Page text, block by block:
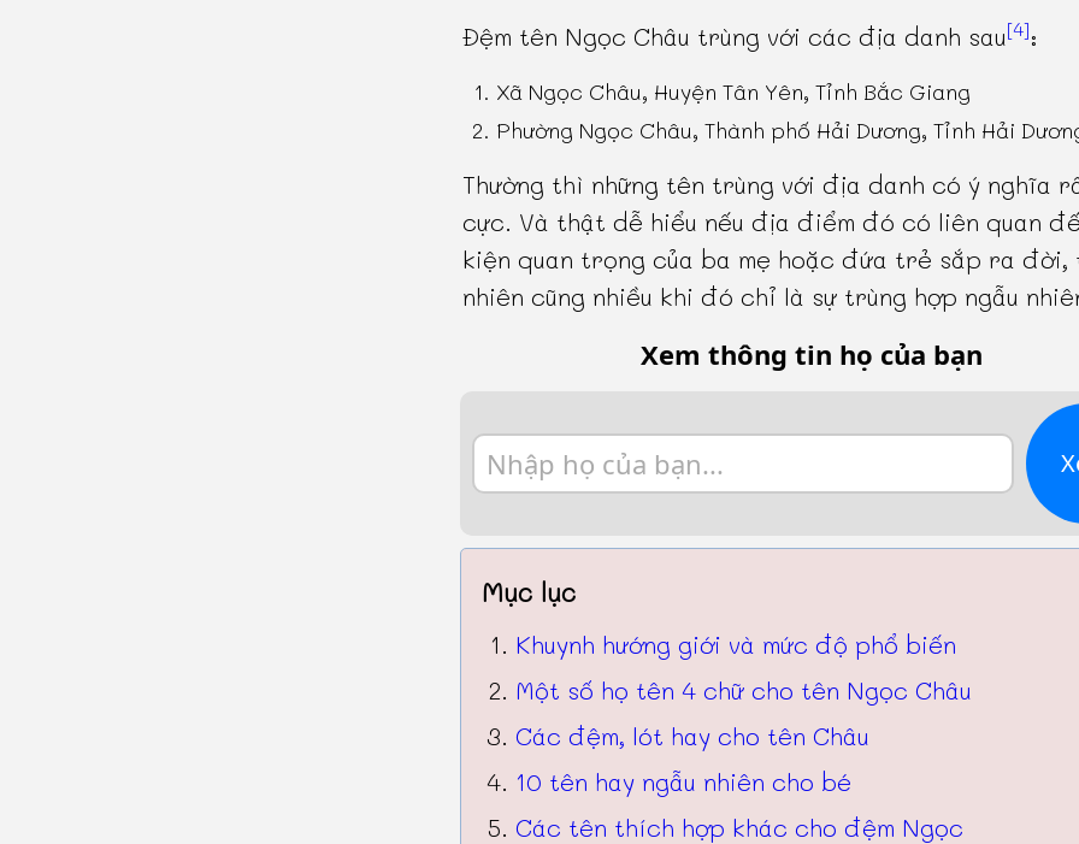
Đệm tên Ngọc Châu trùng với các địa danh sau[4]:
Xã Ngọc Châu, Huyện Tân Yên, Tỉnh Bắc Giang
Phường Ngọc Châu, Thành phố Hải Dương, Tỉnh Hải
Thường thì những tên trùng với địa danh có ý nghĩa
cực. Và thật dễ hiểu nếu địa điểm đó có liên quan
kiện quan trọng của ba mẹ hoặc đứa trẻ sắp ra đời,
nhiên cũng nhiều khi đó chỉ là sự trùng hợp ngẫu
Xem thông tin họ của bạn
Mục lục
Khuynh hướng giới và mức độ phổ biến
Một số họ tên 4 chữ cho tên Ngọc Châu
Các đệm, lót hay cho tên Châu
10 tên hay ngẫu nhiên cho bé
Các tên thích hợp khác cho đệm Ngọc